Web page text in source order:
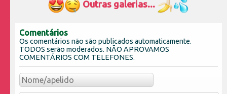
Outras galerias...
Comentários
Os comentários não são publicados automaticamente.
TODOS serão moderados. NÃO APROVAMOS
COMENTÁRIOS COM TELEFONES.